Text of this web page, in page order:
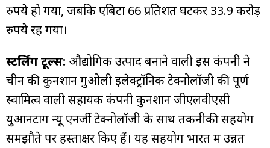
रुपये हो गया, जबकि एबिटा 66 प्रतिशत घटकर 33.9 करोड़
रुपये रह गया।
स्टर्लिंग टूल्स: औद्योगिक उत्पाद बनाने वाली इस कंपनी ने
चीन की कुनशान गुओली इलेक्ट्रॉनिक टेक्नोलॉजी की पूर्ण
स्वामित्व वाली सहायक कंपनी कुनशान जीएलवीएसी
युआनटोंग न्यू एनर्जी टेक्नोलॉजी के साथ तकनीकी सहयोग
समझौते पर हस्ताक्षर किए हैं। यह सहयोग भारत में उन्नत